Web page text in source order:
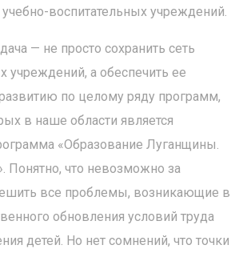
воспитательных учреждений.
— не просто сохранить сеть
учреждений, а обеспечить ее
по целому ряду программ,
в наше области является
«Образование Луганщины.
Понятно, что невозможно за
все проблемы, возникающие в
обновления условий труда
детей. Но нет сомнений, что точки